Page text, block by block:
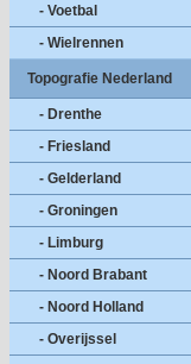
- Voetbal
- Wielrennen
Topografie Nederland
- Drenthe
- Friesland
- Gelderland
- Groningen
- Limburg
- Noord Brabant
- Noord Holland
- Overijssel